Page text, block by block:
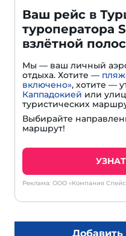
Ваш рейс в
туроператора
взлётной
Мы — ваш личный
отдыха. Хотите —
включено», хотите —
Каппадокией или
туристических
Выбирайте
маршрут!
Реклама: ООО «Компания Спейс